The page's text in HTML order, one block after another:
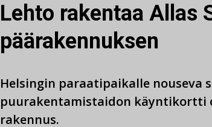
Lehto rakentaa Allas
päärakennuksen
Helsingin paraatipaikalle nouseva
puurakentamistaidon käyntikortti
rakennus.